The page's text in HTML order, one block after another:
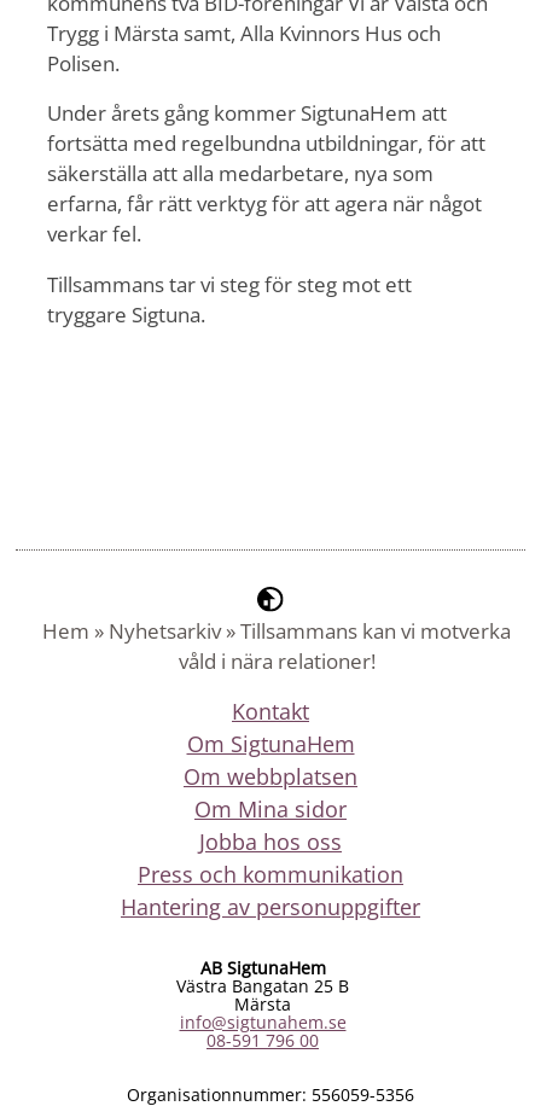
Trygg i Märsta samt, Alla Kvinnors Hus och
Polisen.
Under årets gång kommer SigtunaHem att
fortsätta med regelbundna utbildningar, för att
säkerställa att alla medarbetare, nya som
erfarna, får rätt verktyg för att agera när något
verkar fel.
Tillsammans tar vi steg för steg mot ett
tryggare Sigtuna.
Hem » Nyhetsarkiv»Tillsammans kan vi motverka
våld i nära relationer!
Kontakt
Om SigtunaHem
Om webbplatsen
Om Mina sidor
Jobba hos oss
Press och kommunikation
Hantering av personuppgifter
AB SigtunaHem
Västra Bangatan 25 B
Märsta
info@sigtunahem.se
08-591 796 00
Organisationnummer: 556059-5356